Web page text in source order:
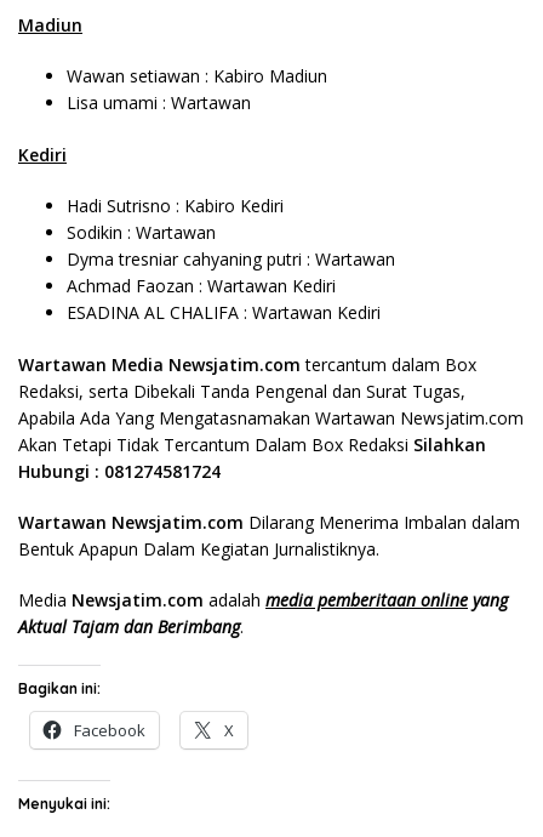
Madiun
Wawan setiawan : Kabiro Madiun
Lisa umami : Wartawan
Kediri
Hadi Sutrisno : Kabiro Kediri
Sodikin : Wartawan
Dyma tresniar cahyaning putri : Wartawan
Achmad Faozan : Wartawan Kediri
ESADINA AL CHALIFA : Wartawan Kediri
Wartawan Media Newsjatim.com tercantum dalam Box
Redaksi, serta Dibekali Tanda Pengenal dan Surat Tugas,
Apabila Ada Yang Mengatasnamakan Wartawan Newsjatim.com
Akan Tetapi Tidak Tercantum Dalam Box Redaksi Silahkan
Hubungi : 081274581724
Wartawan Newsjatim.com Dilarang Menerima Imbalan dalam
Bentuk Apapun Dalam Kegiatan Jurnalistiknya.
Media Newsjatim.com adalah media pemberitaan online yang
Aktual Tajam dan Berimbang.
Bagikan ini:
Facebook X
Menyukai ini: